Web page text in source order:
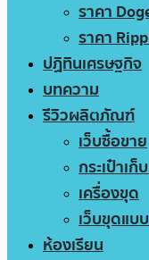
ราคา
ราคา
ปฏิทินเศรษฐกิจ
บทความ
รีวิวผลิตภัณฑ์
เว็บซื้อขาย
กระเป๋าเ
เครื่องขุด
เว็บขุดแบ
ห้องเรียน